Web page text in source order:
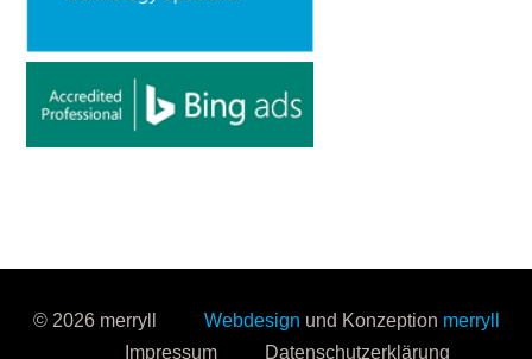
© 2026 merryll Webdesign und Konzeption merryll
Impressum
Datenschutzerklärung